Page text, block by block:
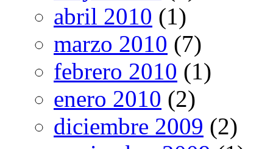
abril 2010 (1)
marzo 2010 (7)
febrero 2010 (1)
enero 2010 (2)
diciembre 2009 (2)